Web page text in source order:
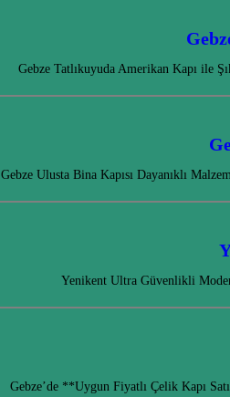
Gebze Tatlıkuyuda Amerikan Kapı ile
Gebze Ulusta Bina Kapısı Dayanıklı
Yenikent Ultra Güvenlikli
Gebze’de **Uygun Fiyatlı Çelik Kapı